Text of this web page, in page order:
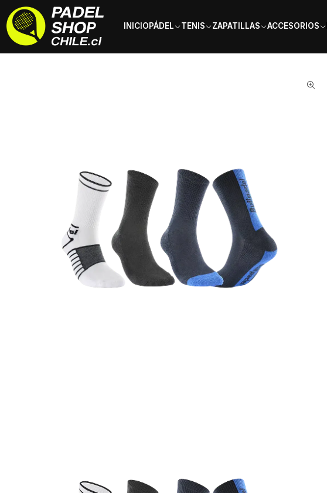
INICIOPÁDEL TENIS ZAPATILLAS ACCESORIOS
Inicio Ropa Hombre Calcetines